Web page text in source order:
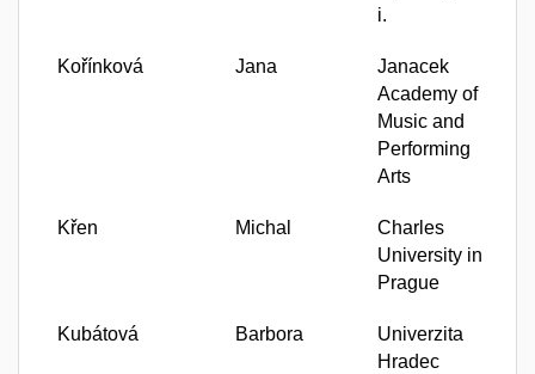
i.
Kořínková Jana
Janacek
Academy of
Music and
Performing
Arts
Křen Michal
Charles
University in
Prague
Kubátová Barbora
Univerzita
Hradec